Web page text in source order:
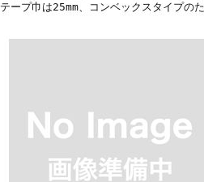
テープ巾は25mm、コンベックスタイプの